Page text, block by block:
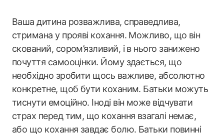
Ваша дитина розважлива, справедлива,
стримана у прояві кохання. Можливо, що він
скований, сором’язливий, і в нього занижено
почуття самооцінки. Йому здається, що
необхідно зробити щось важливе, абсолютно
конкретне, щоб бути коханим. Батьки можуть
тиснути емоційно. Іноді він може відчувати
страх перед тим, що кохання взагалі немає,
або що кохання завдає болю. Батьки повинні